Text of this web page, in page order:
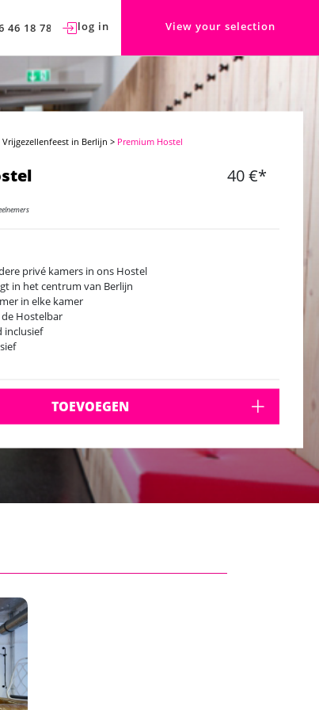
46 18 78 log in View your selection
Vrijgezellenfeest in Berlijn > Premium Hostel
40 €*
privé kamers in ons Hostel
in het centrum van Berlijn
in elke kamer
Hostelbar
inclusief
TOEVOEGEN